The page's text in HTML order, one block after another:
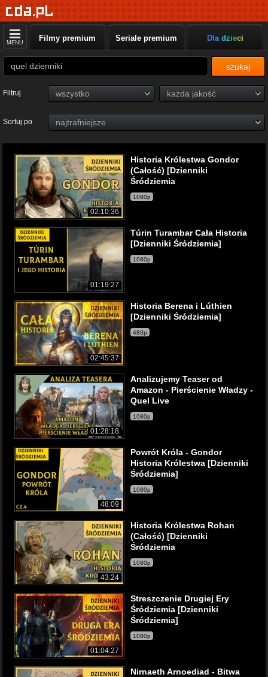
MENU Filmy premium Seriale premium Dla dzieci
szukaj
Filtruj
Sortuj po
02:10:36
Historia Królestwa Gondor
(Całość) [Dzienniki
Śródziemia
1080p
01:19:27
Túrin Turambar Cała Historia
[Dzienniki Śródziemia]
1080p
02:45:37
Historia Berena i Lúthien
[Dzienniki Śródziemia]
480p
01:28:18
Analizujemy Teaser od
Amazon - Pierścienie Władzy -
Quel Live
1080p
48:09
Powrót Króla - Gondor
Historia Królestwa [Dzienniki
Śródziemia]
1080p
43:24
Historia Królestwa Rohan
(Całość) [Dzienniki
Śródziemia
1080p
01:04:27
Streszczenie Drugiej Ery
Śródziemia [Dzienniki
Śródziemia]
1080p
Nirnaeth Arnoediad - Bitwa